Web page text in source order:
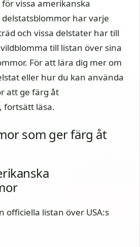
vissa amerikanska
har varje
och vissa delstater har till
till listan över sina
För att lära dig mer om
eller hur du kan använda
att ge färg åt
fortsätt läsa.
som ger färg åt
officiella listan över USA:s